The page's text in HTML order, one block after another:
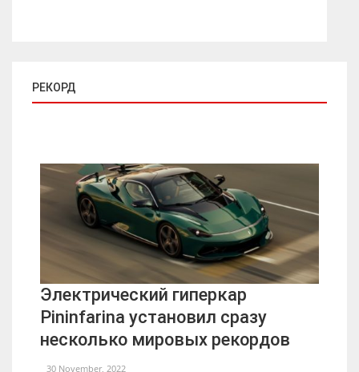
РЕКОРД
Электрический гиперкар
Pininfarina установил сразу
несколько мировых рекордов
30 November, 2022